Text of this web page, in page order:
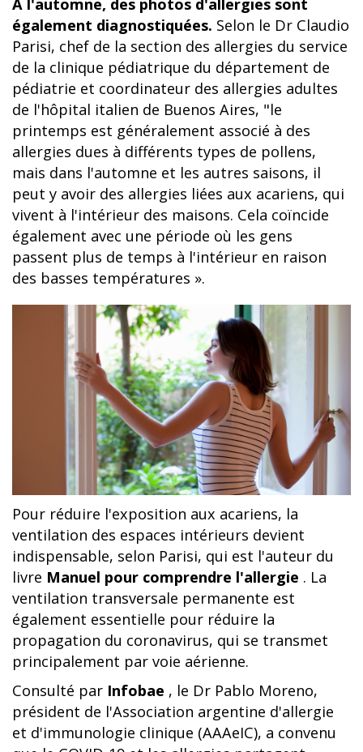
À l'automne, des photos d'allergies sont
également diagnostiquées. Selon le Dr Claudio
Parisi, chef de la section des allergies du service
de la clinique pédiatrique du département de
pédiatrie et coordinateur des allergies adultes
de l'hôpital italien de Buenos Aires, "le
printemps est généralement associé à des
allergies dues à différents types de pollens,
mais dans l'automne et les autres saisons, il
peut y avoir des allergies liées aux acariens, qui
vivent à l'intérieur des maisons. Cela coïncide
également avec une période où les gens
passent plus de temps à l'intérieur en raison
des basses températures ».
Pour réduire l'exposition aux acariens, la
ventilation des espaces intérieurs devient
indispensable, selon Parisi, qui est l'auteur du
livre Manuel pour comprendre l'allergie . La
ventilation transversale permanente est
également essentielle pour réduire la
propagation du coronavirus, qui se transmet
principalement par voie aérienne.
Consulté par Infobae , le Dr Pablo Moreno,
président de l'Association argentine d'allergie
et d'immunologie clinique (AAAeIC), a convenu